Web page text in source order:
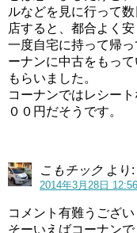
ルなどを見に行って
店すると、都合よく
一度自宅に持って帰
ーナンに中古をもっ
もらいました。
コーナンではレシー
００円だそうです。
こもチック より:
2014年3月28日 12:56
コメント有難うござい
そーいえばコーナン